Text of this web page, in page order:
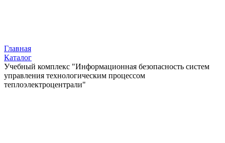
Главная
Каталог
Учебный комплекс "Информационная безопасность систем
управления технологическим процессом
теплоэлектроцентрали"